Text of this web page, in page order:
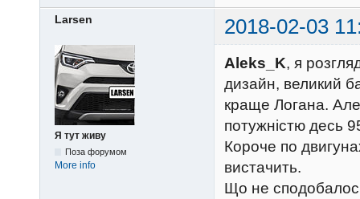
Larsen 2018-02-03
Я тут живу
Поза форумом
More info
Aleks_K, я
дизайн, великий
краще Логана.
потужністю десь
Короче по
вистачить.
Що не